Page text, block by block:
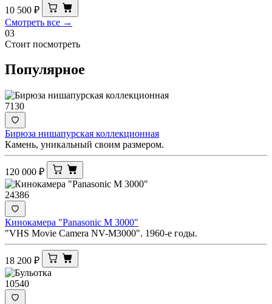
10 500 ₽
Смотреть все →
03
Стоит посмотреть
Популярное
7130
Бирюза нишапурская коллекционная
Камень, уникальный своим размером.
120 000 ₽
24386
Кинокамера "Panasonic M 3000"
"VHS Movie Camera NV-M3000". 1960-е годы.
18 200 ₽
10540